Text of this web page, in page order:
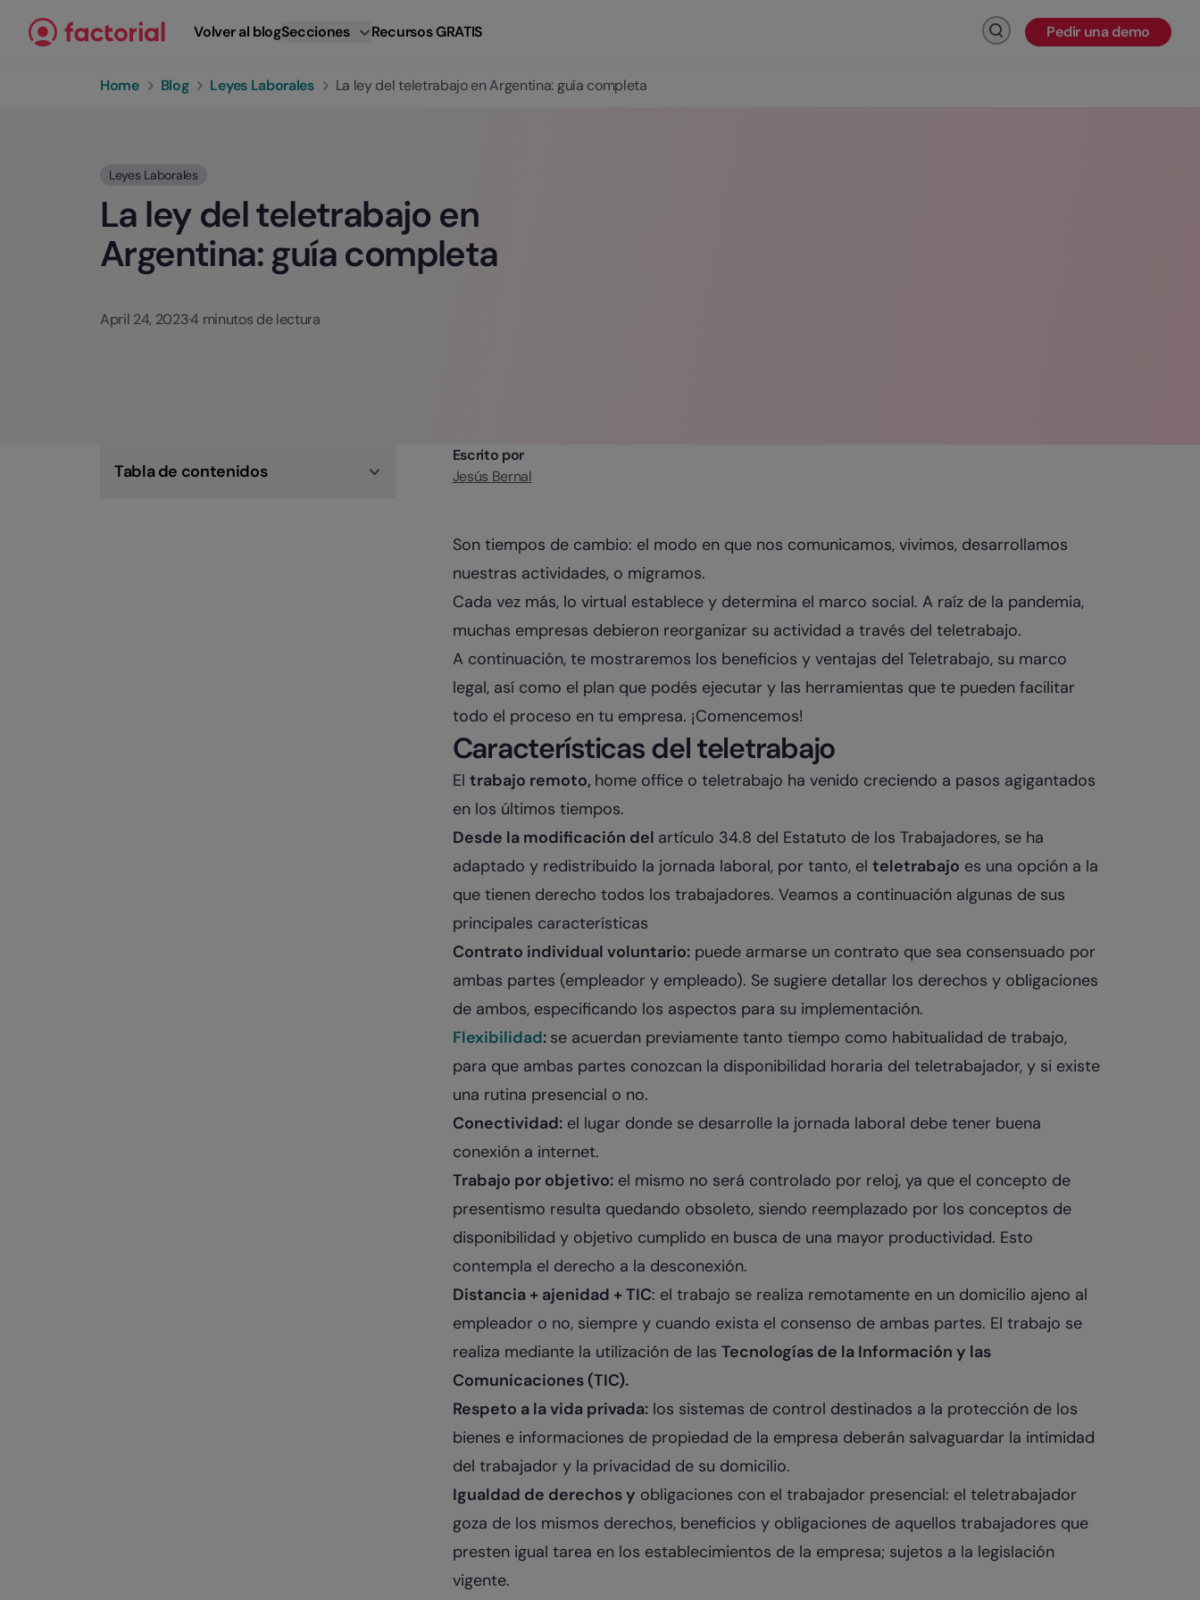
Volver al blogSecciones Recursos GRATIS Haz click para buscar
Pedir una demo
Home Blog Leyes Laborales La ley del teletrabajo en Argentina: guía completa
Leyes Laborales
La ley del teletrabajo en
Argentina: guía completa
April 24, 2023·4 minutos de lectura
Tabla de contenidos
Escrito por
Jesús Bernal
Son tiempos de cambio: el modo en que nos comunicamos, vivimos, desarrollamos
nuestras actividades, o migramos.
Cada vez más, lo virtual establece y determina el marco social. A raíz de la pandemia,
muchas empresas debieron reorganizar su actividad a través del teletrabajo.
A continuación, te mostraremos los beneficios y ventajas del Teletrabajo, su marco
legal, así como el plan que podés ejecutar y las herramientas que te pueden facilitar
todo el proceso en tu empresa. ¡Comencemos!
Características del teletrabajo
El trabajo remoto, home office o teletrabajo ha venido creciendo a pasos agigantados
en los últimos tiempos.
Desde la modificación del artículo 34.8 del Estatuto de los Trabajadores, se ha
adaptado y redistribuido la jornada laboral, por tanto, el teletrabajo es una opción a la
que tienen derecho todos los trabajadores. Veamos a continuación algunas de sus
principales características
Contrato individual voluntario:puede armarse un contrato que sea consensuado por
ambas partes (empleador y empleado). Se sugiere detallar los derechos y obligaciones
de ambos, especificando los aspectos para su implementación.
Flexibilidad: se acuerdan previamente tanto tiempo como habitualidad de trabajo,
para que ambas partes conozcan la disponibilidad horaria del teletrabajador, y si existe
una rutina presencial o no.
Conectividad:el lugar donde se desarrolle la jornada laboral debe tener buena
conexión a internet.
Trabajo por objetivo:el mismo no será controlado por reloj, ya que el concepto de
presentismo resulta quedando obsoleto, siendo reemplazado por los conceptos de
disponibilidad y objetivo cumplido en busca de una mayor productividad. Esto
contempla el derecho a la desconexión.
Distancia + ajenidad + TIC: el trabajo se realiza remotamente en un domicilio ajeno al
empleador o no, siempre y cuando exista el consenso de ambas partes. El trabajo se
realiza mediante la utilización de las Tecnologías de la Información y las
Comunicaciones (TIC).
Respeto a la vida privada:los sistemas de control destinados a la protección de los
bienes e informaciones de propiedad de la empresa deberán salvaguardar la intimidad
del trabajador y la privacidad de su domicilio.
Igualdad de derechos y obligaciones con el trabajador presencial: el teletrabajador
goza de los mismos derechos, beneficios y obligaciones de aquellos trabajadores que
presten igual tarea en los establecimientos de la empresa; sujetos a la legislación
vigente.